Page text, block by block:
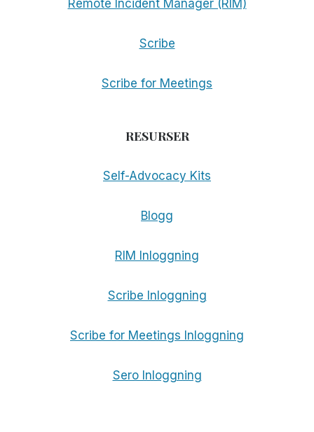
Remote Incident Manager (RIM)
Scribe
Scribe for Meetings
RESURSER
Self-Advocacy Kits
Blogg
RIM Inloggning
Scribe Inloggning
Scribe for Meetings Inloggning
Sero Inloggning